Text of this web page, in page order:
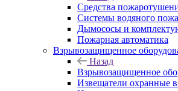
Средства
Системы водяного
Дымососы и
Пожарная автоматика
Взрывозащищенное
Назад
Взрывозащищенное
Извещатели охранные